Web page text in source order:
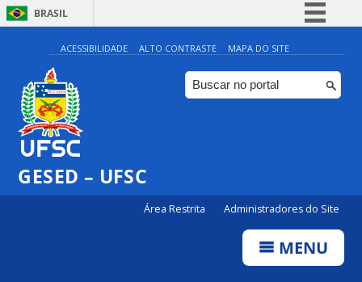
BRASIL
Simplifique!
Comunica BR
Participe
ACESSIBILIDADE ALTO CONTRASTE MAPA DO SITE
GESED – UFSC
Área Restrita Administradores do Site
MENU